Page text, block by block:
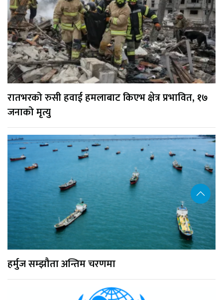
रातभरको रुसी हवाई हमलाबाट किएभ क्षेत्र प्रभावित, १७
जनाको मृत्यु
हर्मुज सम्झौता अन्तिम चरणमा